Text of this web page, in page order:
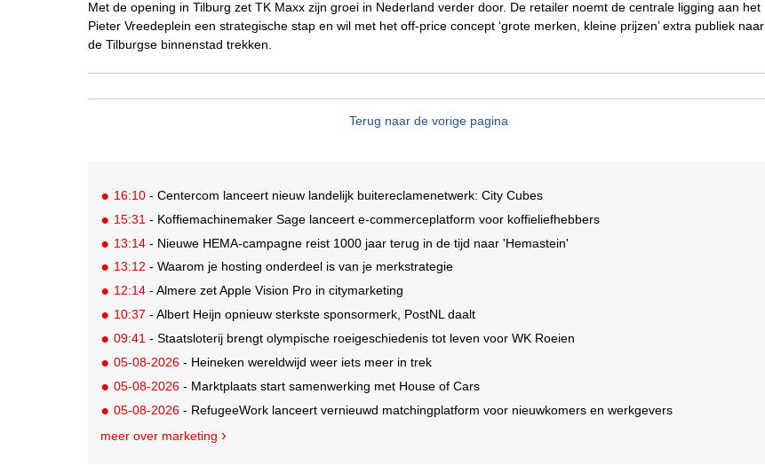
Met de opening in Tilburg zet TK Maxx zijn groei in Nederland verder door. De retailer noemt de centrale ligging aan het
Pieter Vreedeplein een strategische stap en wil met het off-price concept ‘grote merken, kleine prijzen’ extra publiek naar
de Tilburgse binnenstad trekken.
Terug naar de vorige pagina
16:10 - Centercom lanceert nieuw landelijk buitereclamenetwerk: City Cubes
15:31 - Koffiemachinemaker Sage lanceert e-commerceplatform voor koffieliefhebbers
13:14 - Nieuwe HEMA-campagne reist 1000 jaar terug in de tijd naar 'Hemastein'
13:12 - Waarom je hosting onderdeel is van je merkstrategie
12:14 - Almere zet Apple Vision Pro in citymarketing
10:37 - Albert Heijn opnieuw sterkste sponsormerk, PostNL daalt
09:41 - Staatsloterij brengt olympische roeigeschiedenis tot leven voor WK Roeien
05-08-2026 - Heineken wereldwijd weer iets meer in trek
05-08-2026 - Marktplaats start samenwerking met House of Cars
05-08-2026 - RefugeeWork lanceert vernieuwd matchingplatform voor nieuwkomers en werkgevers
meer over marketing